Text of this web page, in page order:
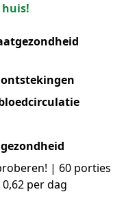
huis!
| 60 porties
per dag